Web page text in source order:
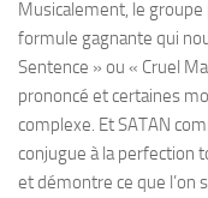
Musicalement, le
formule gagnante qui
Sentence » ou « Cruel
prononcé et certaines
complexe. Et SATAN
conjugue à la perfection
et démontre ce que l’on